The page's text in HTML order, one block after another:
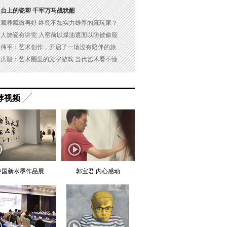
上的瓷塑 千军万马战犹酣
养藏做再好 终究不如实力雄厚的真玩家？
烧瓷有讲究 入窑前以煤油遮面以防被偷窥
平：艺术创作，开启了一场没有陪伴的旅
毅：艺术圈里的文字游戏 当代艺术看不懂
视频
国新水墨作品展 郭宝君:内心感动